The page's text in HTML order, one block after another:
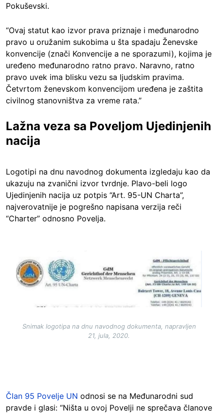
Pokuševski.
“Ovaj statut kao izvor prava priznaje i međunarodno
pravo u oružanim sukobima u šta spadaju Ženevske
konvencije (znači Konvencije a ne sporazumi), kojima je
uređeno međunarodno ratno pravo. Naravno, ratno
pravo uvek ima blisku vezu sa ljudskim pravima.
Četvrtom ženevskom konvencijom uređena je zaštita
civilnog stanovništva za vreme rata.”
Lažna veza sa Poveljom Ujedinjenih
nacija
Logotipi na dnu navodnog dokumenta izgledaju kao da
ukazuju na zvanični izvor tvrdnje. Plavo-beli logo
Ujedinjenih nacija uz potpis “Art. 95-UN Charta”,
najverovatnije je pogrešno napisana verzija reči
“Charter” odnosno Povelja.
Snimak logotipa na dnu navodnog dokumenta, napravljen
21, jula, 2020.
Član 95 Povelje UN odnosi se na Međunarodni sud
pravde i glasi: “Ništa u ovoj Povelji ne sprečava članove